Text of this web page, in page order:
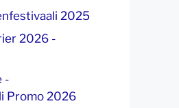
2025
2026 -
-
Promo 2026